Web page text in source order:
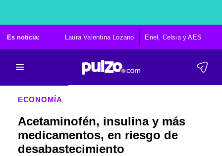
Es noticia: Laura Valentina Lozano Enel, Celsia y AES
ECONOMÍA
Acetaminofén, insulina y más
medicamentos, en riesgo de
desabastecimiento